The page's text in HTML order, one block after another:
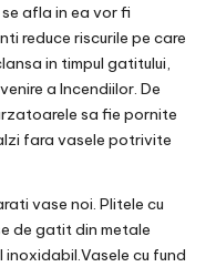
afla in ea vor fi
reduce riscurile pe care
in timpul gatitului,
a Incendiilor. De
sa fie pornite
fara vasele potrivite
vase noi. Plitele cu
de gatit din metale
inoxidabil.Vasele cu fund